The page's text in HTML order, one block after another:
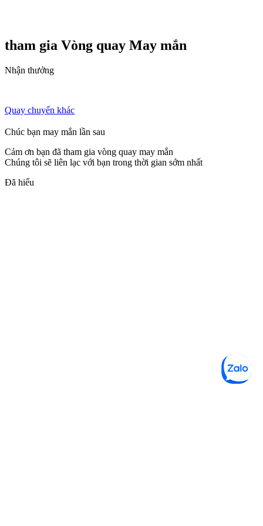
tham gia Vòng quay May mắn
Nhận thưởng
Quay chuyến khác
Chúc bạn may mắn lần sau
Cảm ơn bạn đã tham gia vòng quay may mắn
Chúng tôi sẽ liên lạc với bạn trong thời gian sớm nhất
Đã hiểu